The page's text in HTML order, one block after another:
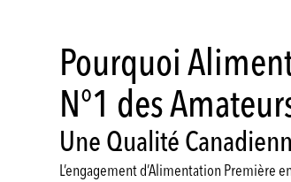
Pourquoi
N°1 des
Une Qualité
L’engagement d’Alimentation Première